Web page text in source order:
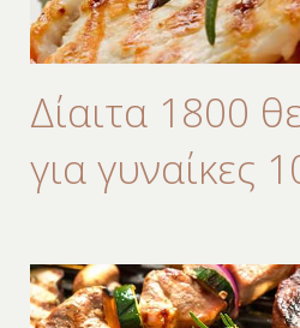
Δίαιτα 1800
για γυναίκες